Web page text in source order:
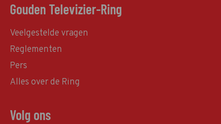
Gouden Televizier-Ring
Veelgestelde vragen
Reglementen
Pers
Alles over de Ring
Volg ons